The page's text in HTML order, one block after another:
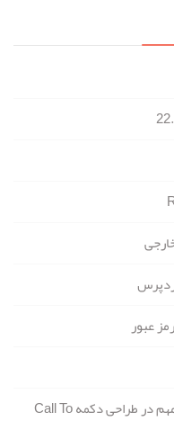
CTA یا فراخوان به عمل چیست؟ 9 فاکتور مهم در طراحی دکمه Call To